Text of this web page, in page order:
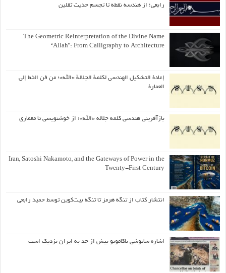
رابعی؛ از هندسه نقطه تا تجسم حدیث ثقلین
The Geometric Reinterpretation of the Divine Name
“Allah”: From Calligraphy to Architecture
إعادة التشكيل الهندسي لكلمة الجلالة «الله»؛ من فن الخط إلى
العمارة
بازآفرینی هندسی کلمه جلاله «الله»؛ از خوشنویسی تا معماری
Iran, Satoshi Nakamoto, and the Gateways of Power in the
Twenty-First Century
انتشار کتاب از تنگه هرمز تا تنگه بیت‌کوین توسط حمید رابعی
اشاره ساتوشی ناکاموتو بیش از حد به ایران نزدیک است